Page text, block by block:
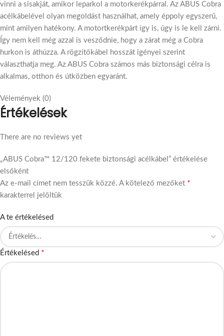
vinni a sisakját, amikor leparkol a motorkerékpárral. Az ABUS Cobra
acélkábelével olyan megoldást használhat, amely éppoly egyszerű,
mint amilyen hatékony. A motortkerékpárt így is, úgy is le kell zárni.
Így nem kell még azzal is vesződnie, hogy a zárat még a Cobra
hurkon is áthúzza. A rögzítőkábel hosszát igényei szerint
választhatja meg. Az ABUS Cobra számos más biztonsági célra is
alkalmas, otthon és útközben egyaránt.
Vélemények (0)
Értékelések
There are no reviews yet
„ABUS Cobra™ 12/120 fekete biztonsági acélkábel” értékelése
elsőként
Az e-mail címet nem tesszük közzé. A kötelező mezőket *
karakterrel jelöltük
A te értékelésed
Értékelésed *